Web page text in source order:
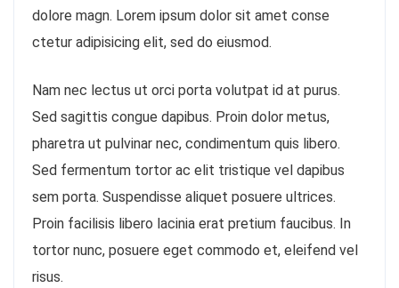
dolore magn. Lorem ipsum dolor sit amet conse
ctetur adipisicing elit, sed do eiusmod.
Nam nec lectus ut orci porta volutpat id at purus.
Sed sagittis congue dapibus. Proin dolor metus,
pharetra ut pulvinar nec, condimentum quis libero.
Sed fermentum tortor ac elit tristique vel dapibus
sem porta. Suspendisse aliquet posuere ultrices.
Proin facilisis libero lacinia erat pretium faucibus. In
tortor nunc, posuere eget commodo et, eleifend vel
risus.